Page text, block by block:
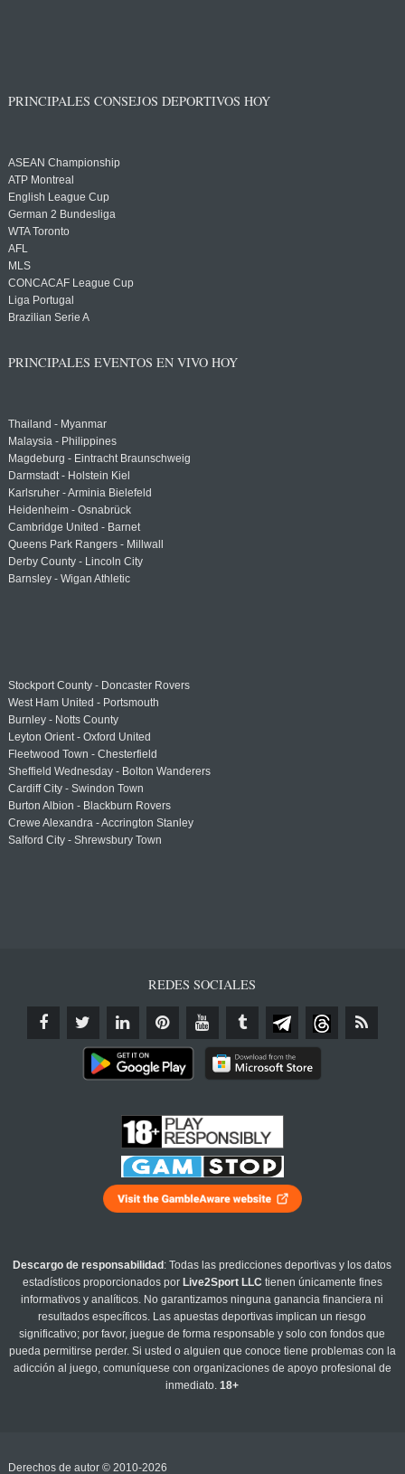
PRINCIPALES CONSEJOS DEPORTIVOS HOY
ASEAN Championship
ATP Montreal
English League Cup
German 2 Bundesliga
WTA Toronto
AFL
MLS
CONCACAF League Cup
Liga Portugal
Brazilian Serie A
PRINCIPALES EVENTOS EN VIVO HOY
Thailand - Myanmar
Malaysia - Philippines
Magdeburg - Eintracht Braunschweig
Darmstadt - Holstein Kiel
Karlsruher - Arminia Bielefeld
Heidenheim - Osnabrück
Cambridge United - Barnet
Queens Park Rangers - Millwall
Derby County - Lincoln City
Barnsley - Wigan Athletic
Stockport County - Doncaster Rovers
West Ham United - Portsmouth
Burnley - Notts County
Leyton Orient - Oxford United
Fleetwood Town - Chesterfield
Sheffield Wednesday - Bolton Wanderers
Cardiff City - Swindon Town
Burton Albion - Blackburn Rovers
Crewe Alexandra - Accrington Stanley
Salford City - Shrewsbury Town
REDES SOCIALES
Descargo de responsabilidad : Todas las predicciones deportivas y los datos
estadísticos proporcionados por Live2Sport LLC tienen únicamente fines
informativos y analíticos. No garantizamos ninguna ganancia financiera ni
resultados específicos. Las apuestas deportivas implican un riesgo
significativo; por favor, juegue de forma responsable y solo con fondos que
pueda permitirse perder. Si usted o alguien que conoce tiene problemas con la
adicción al juego, comuníquese con organizaciones de apoyo profesional de
inmediato.18+
Derechos de autor © 2010-2026